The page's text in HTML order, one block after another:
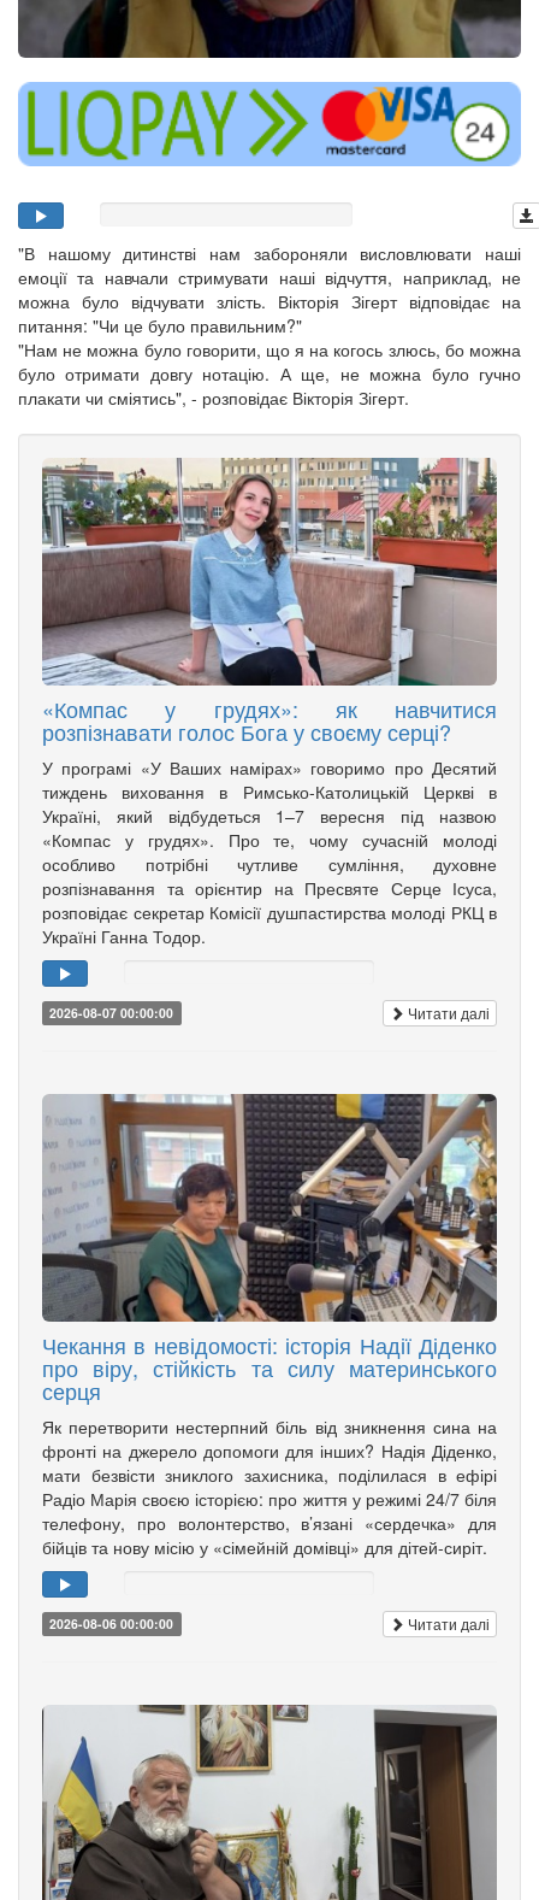
"В нашому дитинстві нам забороняли висловлювати наші
емоції та навчали стримувати наші відчуття, наприклад, не
можна було відчувати злість. Вікторія Зігерт відповідає на
питання: "Чи це було правильним?"
"Нам не можна було говорити, що я на когось злюсь, бо можна
було отримати довгу нотацію. А ще, не можна було гучно
плакати чи сміятись", - розповідає Вікторія Зігерт.
«Компас у грудях»: як навчитися
розпізнавати голос Бога у своєму серці?
У програмі «У Ваших намірах» говоримо про Десятий
тиждень виховання в Римсько-Католицькій Церкві в
Україні, який відбудеться 1–7 вересня під назвою
«Компас у грудях». Про те, чому сучасній молоді
особливо потрібні чутливе сумління, духовне
розпізнавання та орієнтир на Пресвяте Серце Ісуса,
розповідає секретар Комісії душпастирства молоді РКЦ в
Україні Ганна Тодор.
2026-08-07 00:00:00 Читати далі
Чекання в невідомості: історія Надії Діденко
про віру, стійкість та силу материнського
серця
Як перетворити нестерпний біль від зникнення сина на
фронті на джерело допомоги для інших? Надія Діденко,
мати безвісти зниклого захисника, поділилася в ефірі
Радіо Марія своєю історією: про життя у режимі 24/7 біля
телефону, про волонтерство, в’язані «сердечка» для
бійців та нову місію у «сімейній домівці» для дітей-сиріт.
2026-08-06 00:00:00 Читати далі